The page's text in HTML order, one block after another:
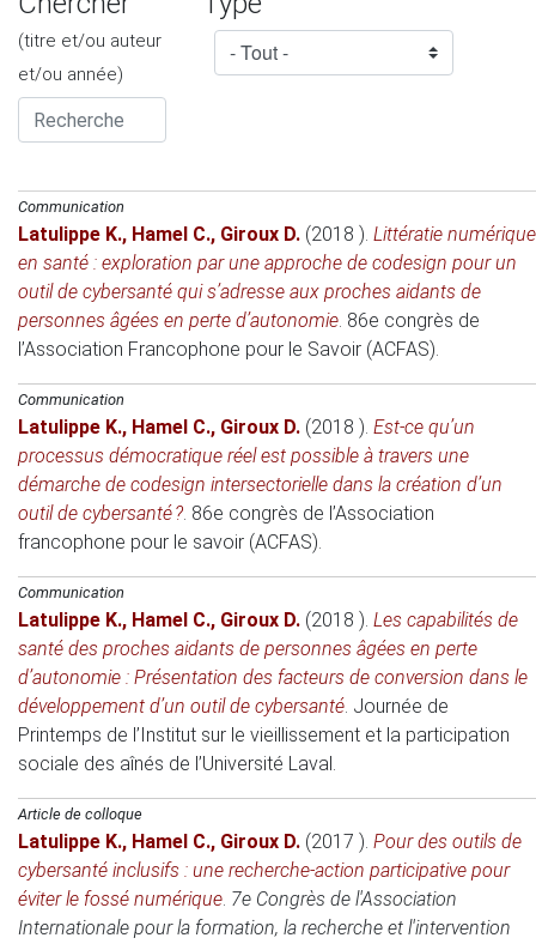
(titre et/ou auteur
et/ou année)
Communication
Latulippe K., Hamel C., Giroux D. (2018 ). Littératie numérique
en santé : exploration par une approche de codesign pour un
outil de cybersanté qui s’adresse aux proches aidants de
personnes âgées en perte d’autonomie. 86e congrès de
l’Association Francophone pour le Savoir (ACFAS).
Communication
Latulippe K., Hamel C., Giroux D. (2018 ). Est-ce qu’un
processus démocratique réel est possible à travers une
démarche de codesign intersectorielle dans la création d’un
outil de cybersanté ?. 86e congrès de l’Association
francophone pour le savoir (ACFAS).
Communication
Latulippe K., Hamel C., Giroux D. (2018 ). Les capabilités de
santé des proches aidants de personnes âgées en perte
d’autonomie : Présentation des facteurs de conversion dans le
développement d’un outil de cybersanté. Journée de
Printemps de l’Institut sur le vieillissement et la participation
sociale des aînés de l’Université Laval.
Article de colloque
Latulippe K., Hamel C., Giroux D. (2017 ). Pour des outils de
cybersanté inclusifs : une recherche-action participative pour
éviter le fossé numérique. 7e Congrès de l'Association
Internationale pour la formation, la recherche et l'intervention